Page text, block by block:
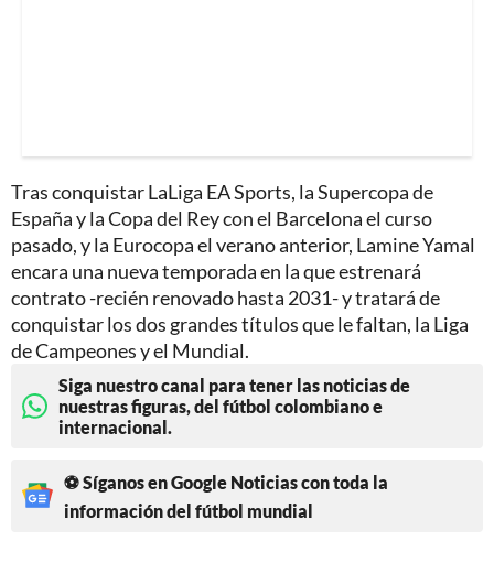
Tras conquistar LaLiga EA Sports, la Supercopa de
España y la Copa del Rey con el Barcelona el curso
pasado, y la Eurocopa el verano anterior, Lamine Yamal
encara una nueva temporada en la que estrenará
contrato -recién renovado hasta 2031- y tratará de
conquistar los dos grandes títulos que le faltan, la Liga
de Campeones y el Mundial.
Siga nuestro canal para tener las noticias de
nuestras figuras, del fútbol colombiano e
internacional.
⚽ Síganos en Google Noticias con toda la
información del fútbol mundial